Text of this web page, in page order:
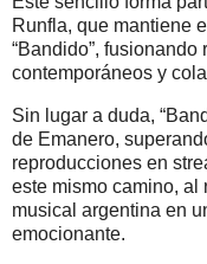
Runfla, que mantiene
“Bandido”,
contemporáneos y
Sin lugar a duda,
de Emanero,
reproducciones en
este mismo camino, al
musical argentina en
emocionante.